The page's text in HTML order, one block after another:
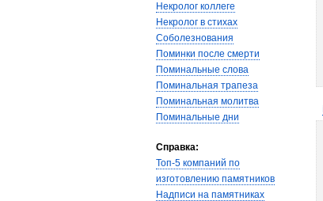
Некролог коллеге
Некролог в стихах
Соболезнования
Поминки после смерти
Поминальные слова
Поминальная трапеза
Поминальная молитва
Поминальные дни
Справка:
Топ-5 компаний по
изготовлению памятников
Надписи на памятниках